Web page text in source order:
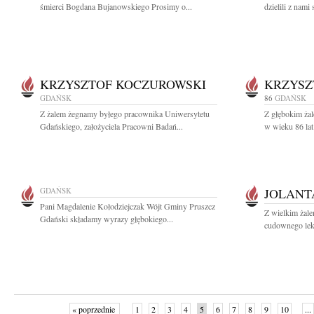
śmierci Bogdana Bujanowskiego Prosimy o...
dzielili z nami
KRZYSZTOF KOCZUROWSKI
GDAŃSK
Z żalem żegnamy byłego pracownika Uniwersytetu
Gdańskiego, założyciela Pracowni Badań...
86 GDAŃSK
Z głębokim
w wieku 86 lat
GDAŃSK
Pani Magdalenie Kołodziejczak Wójt Gminy Pruszcz
Gdański składamy wyrazy głębokiego...
Z wielkim
cudownego
« poprzednie 1 2 3 4 5 6 7 8 9 10 ...